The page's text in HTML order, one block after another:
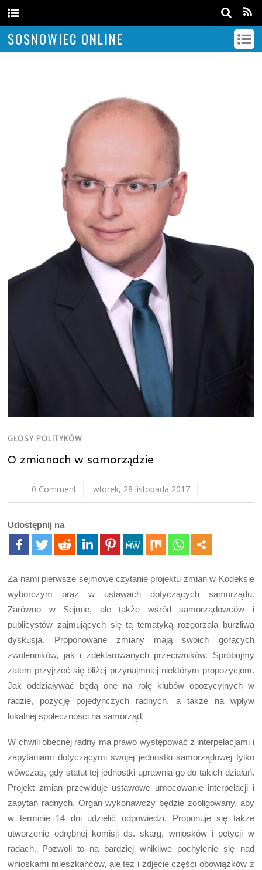
SOSNOWIEC ONLINE
GŁOSY POLITYKÓW
O zmianach w samorządzie
0 Comment wtorek, 28 listopada 2017
Udostępnij na
Za nami pierwsze sejmowe czytanie projektu zmian w Kodeksie
wyborczym oraz w ustawach dotyczących samorządu.
Zarówno w Sejmie, ale także wśród samorządowców i
publicystów zajmujących się tą tematyką rozgorzała burzliwa
dyskusja. Proponowane zmiany mają swoich gorących
zwolenników, jak i zdeklarowanych przeciwników. Spróbujmy
zatem przyjrzeć się bliżej przynajmniej niektórym propozycjom.
Jak oddziaływać będą one na rolę klubów opozycyjnych w
radzie, pozycję pojedynczych radnych, a także na wpływ
lokalnej społeczności na samorząd.
W chwili obecnej radny ma prawo występować z interpelacjami i
zapytaniami dotyczącymi swojej jednostki samorządowej tylko
wówczas, gdy statut tej jednostki uprawnia go do takich działań.
Projekt zmian przewiduje ustawowe umocowanie interpelacji i
zapytań radnych. Organ wykonawczy będzie zobligowany, aby
w terminie 14 dni udzielić odpowiedzi. Proponuje się także
utworzenie odrębnej komisji ds. skarg, wniosków i petycji w
radach. Pozwoli to na bardziej wnikliwe pochylenie się nad
wnioskami mieszkańców, ale też i zdjęcie części obowiązków z